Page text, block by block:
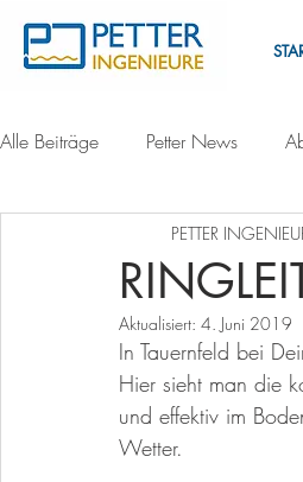
Alle Beiträge Petter News
PETTER
Aktualisiert: 4. Juni 2019
In Tauernfeld bei
Hier sieht man die
und effektiv im
Wetter.